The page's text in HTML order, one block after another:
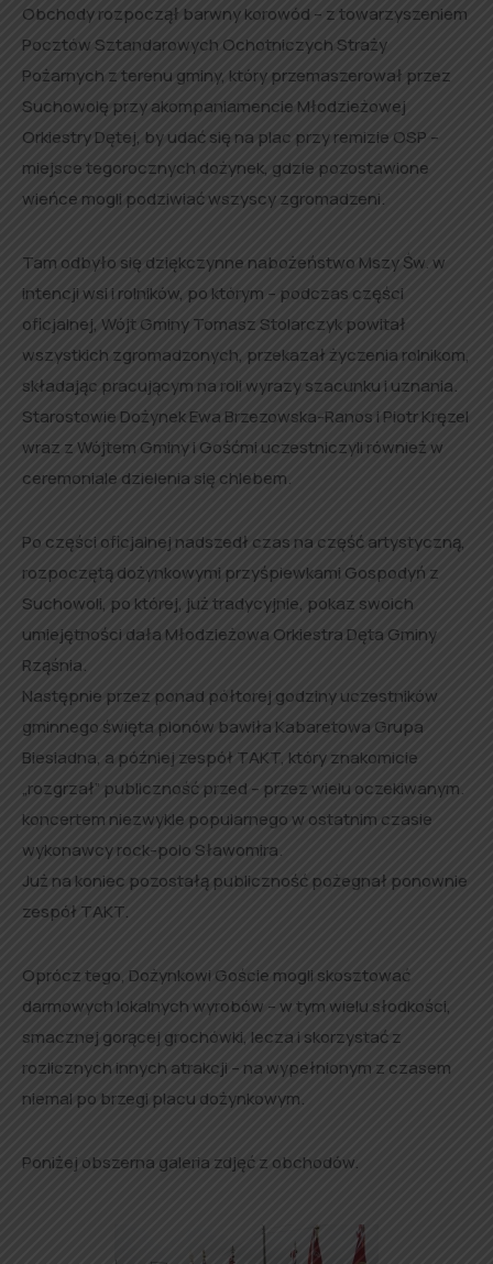
Obchody rozpoczął barwny korowód – z towarzyszeniem
Pocztów Sztandarowych Ochotniczych Straży
Pożarnych z terenu gminy, który przemaszerował przez
Suchowolę przy akompaniamencie Młodzieżowej
Orkiestry Dętej, by udać się na plac przy remizie OSP –
miejsce tegorocznych dożynek, gdzie pozostawione
wieńce mogli podziwiać wszyscy zgromadzeni.
Tam odbyło się dziękczynne nabożeństwo Mszy Św. w
intencji wsi i rolników, po którym – podczas części
oficjalnej, Wójt Gminy Tomasz Stolarczyk powitał
wszystkich zgromadzonych, przekazał życzenia rolnikom,
składając pracującym na roli wyrazy szacunku i uznania.
Starostowie Dożynek Ewa Brzezowska-Ranos i Piotr Kręzel
wraz z Wójtem Gminy i Gośćmi uczestniczyli również w
ceremoniale dzielenia się chlebem.
Po części oficjalnej nadszedł czas na część artystyczną,
rozpoczętą dożynkowymi przyśpiewkami Gospodyń z
Suchowoli, po której, już tradycyjnie, pokaz swoich
umiejętności dała Młodzieżowa Orkiestra Dęta Gminy
Rząśnia.
Następnie przez ponad półtorej godziny uczestników
gminnego święta plonów bawiła Kabaretowa Grupa
Biesiadna, a później zespół TAKT, który znakomicie
„rozgrzał” publiczność przed – przez wielu oczekiwanym.
koncertem niezwykle popularnego w ostatnim czasie
wykonawcy rock-polo Sławomira.
Już na koniec pozostałą publiczność pożegnał ponownie
zespół TAKT.
Oprócz tego, Dożynkowi Goście mogli skosztować
darmowych lokalnych wyrobów – w tym wielu słodkości,
smacznej gorącej grochówki, lecza i skorzystać z
rozlicznych innych atrakcji – na wypełnionym z czasem
niemal po brzegi placu dożynkowym.
Poniżej obszerna galeria zdjęć z obchodów.